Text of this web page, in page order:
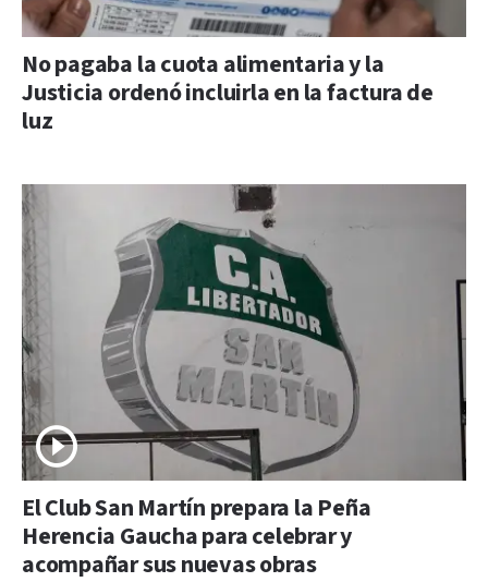
No pagaba la cuota alimentaria y la
Justicia ordenó incluirla en la factura de
luz
El Club San Martín prepara la Peña
Herencia Gaucha para celebrar y
acompañar sus nuevas obras